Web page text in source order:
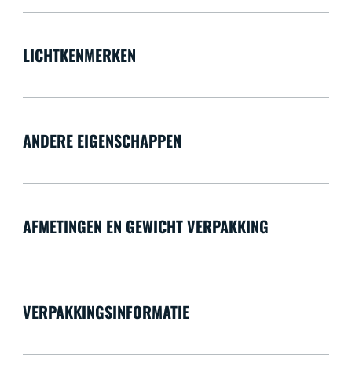
LICHTKENMERKEN
ANDERE EIGENSCHAPPEN
AFMETINGEN EN GEWICHT VERPAKKING
VERPAKKINGSINFORMATIE